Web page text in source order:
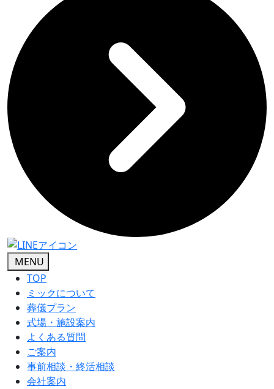
MENU
TOP
ミックについて
葬儀プラン
式場・施設案内
よくある質問
ご案内
事前相談・終活相談
会社案内